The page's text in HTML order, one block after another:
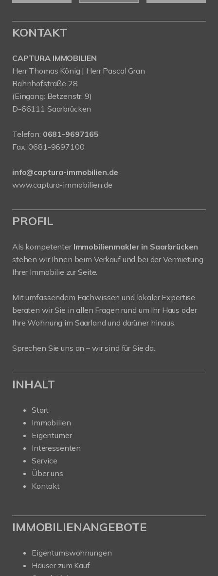
KONTAKT
CAPTURA IMMOBILIEN
Herr Thomas König | Herr Pascal Gran
Bahnhofstraße 28
(Eingang: Betzenstr. 9)
D-66111 Saarbrücken
Telefon: 0681-9697165
Fax: 0681-9697100
info@captura-immobilien.de
www.captura-immobilien.de
PROFIL
Als kompetenter Immobilienmakler in Saarbrücken
stehen wir Ihnen beim Verkauf und bei der Vermietung
Ihrer Immobilie zur Seite.
Mit umfassendem Fachwissen und lokaler Expertise
beraten wir Sie in allen Fragen rund um Ihr Haus oder
Ihre Wohnung im Saarland und darüner hinaus.
Sprechen Sie uns an – wir sind für Sie da.
INHALT
Start
Immobilien
Eigentümer
Interessenten
Service
Über uns
Kontakt
IMMOBILIENANGEBOTE
Eigentumswohnungen
Häuser zum Kauf